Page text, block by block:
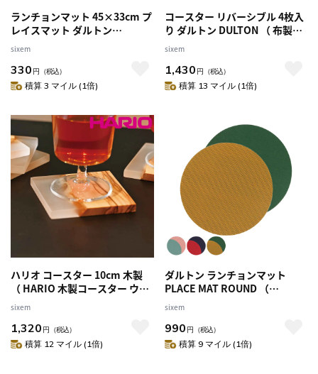
ランチョンマット 45×33cm プ
レイスマット ダルトン
DULTON （ プレースマット コ
ットン 生成り おしゃれ ランチ
ョン マット 布 ナチュラル テー
ブルコーデ ） 【ナチュラル】
sixem
330 円 （税込）
積算 3 マイル (1倍)
コースター リバーシブル 4枚入
り ダルトン DULTON （ 布製コ
ースター ストライプ コットン
おしゃれ コップ敷き グラスマ
ット 布 テーブルコーディネー
ト ） 【デニム＆ストライプ】
sixem
1,430 円 （税込）
積算 13 マイル (1倍)
ハリオ コースター 10cm 木製
（ HARIO 木製コースター ウッ
ドコースター オリーブウッド
プル テーブルコーデ おしゃれ
）
sixem
1,320 円 （税込）
積算 12 マイル (1倍)
ダルトン ランチョンマット
PLACE MAT ROUND （
DULTON 直径38cm おしゃれ 円
ーシブル 両面 プレイスマット
ランチマット テーブルウェア
sixem
990 円 （税込）
積算 9 マイル (1倍)